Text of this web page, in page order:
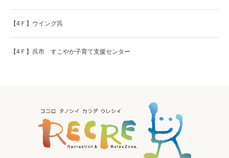
【4Ｆ】ウイング呉
【4Ｆ】呉市 すこやか子育て支援センター